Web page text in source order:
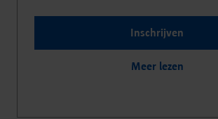
Inschrijven
Meer lezen